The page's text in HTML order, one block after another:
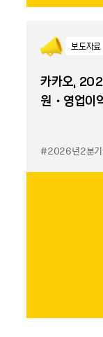
보도자료
카카오,
원・영업이
#2026년2분기